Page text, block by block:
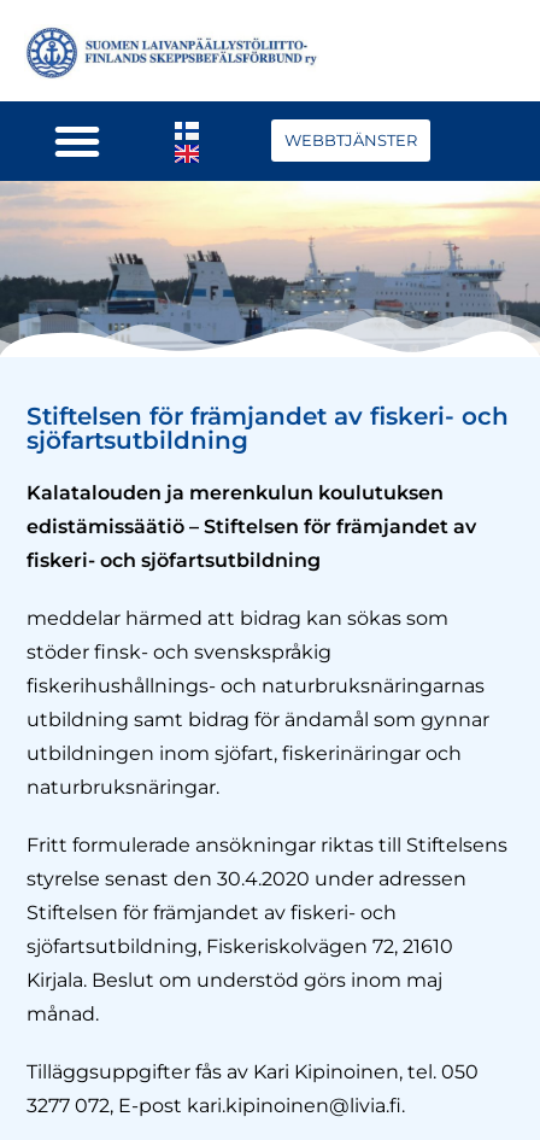
WEBBTJÄNSTER
Stiftelsen för främjandet av fiskeri- och
sjöfartsutbildning
Kalatalouden ja merenkulun koulutuksen
edistämissäätiö – Stiftelsen för främjandet av
fiskeri- och sjöfartsutbildning
meddelar härmed att bidrag kan sökas som
stöder finsk- och svenskspråkig
fiskerihushållnings- och naturbruksnäringarnas
utbildning samt bidrag för ändamål som gynnar
utbildningen inom sjöfart, fiskerinäringar och
naturbruksnäringar.
Fritt formulerade ansökningar riktas till Stiftelsens
styrelse senast den 30.4.2020 under adressen
Stiftelsen för främjandet av fiskeri- och
sjöfartsutbildning, Fiskeriskolvägen 72, 21610
Kirjala. Beslut om understöd görs inom maj
månad.
Tilläggsuppgifter fås av Kari Kipinoinen, tel. 050
3277 072, E-post kari.kipinoinen@livia.fi.